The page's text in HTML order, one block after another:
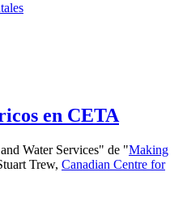
en CETA
Water Services" de "Making
Trew, Canadian Centre for